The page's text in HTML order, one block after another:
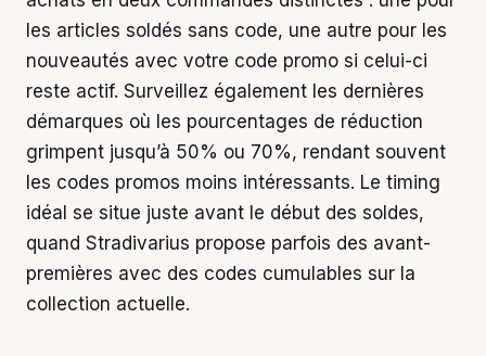
les articles soldés sans code, une autre pour les
nouveautés avec votre code promo si celui-ci
reste actif. Surveillez également les dernières
démarques où les pourcentages de réduction
grimpent jusqu’à 50% ou 70%, rendant souvent
les codes promos moins intéressants. Le timing
idéal se situe juste avant le début des soldes,
quand Stradivarius propose parfois des avant-
premières avec des codes cumulables sur la
collection actuelle.